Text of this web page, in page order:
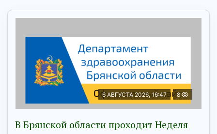
6 АВГУСТА 2026, 16:47 8
В Брянской области проходит Неделя